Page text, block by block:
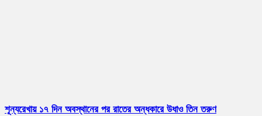
শূন্যরেখায় ১৭ দিন অবস্থানের পর রাতের অন্ধকারে উধাও তিন তরুণ